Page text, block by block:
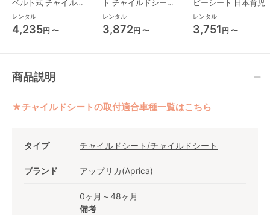
ベルト式 チャイルド
シート ジョイー(joie)
レンタル
4,235円 〜
ト チャイルドシート
西松屋
レンタル
3,872円 〜
ビーシート 日本育児
レンタル
3,751 円 〜
商品説明
★チャイルドシートの取付適合車種一覧はこちら
タイプ チャイルドシート/チャイルドシート
ブランド アップリカ(Aprica)
0ヶ月～48ヶ月
備考